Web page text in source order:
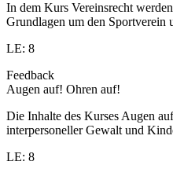
In dem Kurs Vereinsrecht
Grundlagen um den Sportverein
LE: 8
Feedback
Augen auf! Ohren auf!
Die Inhalte des Kurses Augen
interpersoneller Gewalt und
LE: 8